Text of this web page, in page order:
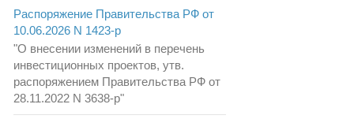
Распоряжение Правительства РФ от
10.06.2026 N 1423-р
"О внесении изменений в перечень
инвестиционных проектов, утв.
распоряжением Правительства РФ от
28.11.2022 N 3638-р"